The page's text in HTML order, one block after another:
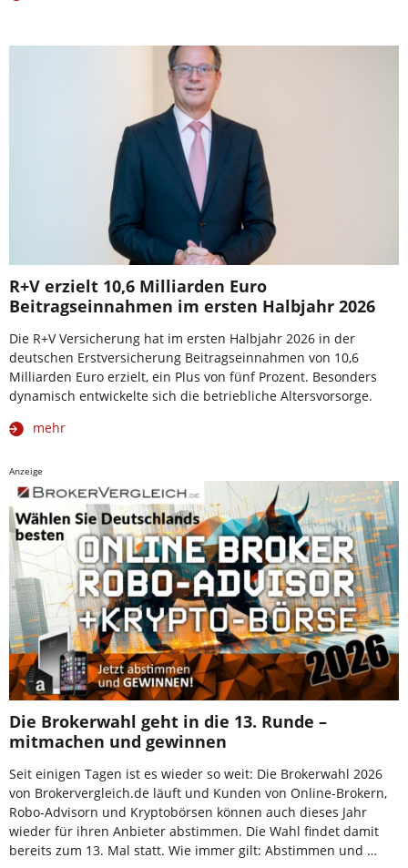
R+V erzielt 10,6 Milliarden Euro
Beitragseinnahmen im ersten Halbjahr 2026
Die R+V Versicherung hat im ersten Halbjahr 2026 in der
deutschen Erstversicherung Beitragseinnahmen von 10,6
Milliarden Euro erzielt, ein Plus von fünf Prozent. Besonders
dynamisch entwickelte sich die betriebliche Altersvorsorge.
mehr
Anzeige
Die Brokerwahl geht in die 13. Runde –
mitmachen und gewinnen
Seit einigen Tagen ist es wieder so weit: Die Brokerwahl 2026
von Brokervergleich.de läuft und Kunden von Online-Brokern,
Robo-Advisorn und Kryptobörsen können auch dieses Jahr
wieder für ihren Anbieter abstimmen. Die Wahl findet damit
bereits zum 13. Mal statt. Wie immer gilt: Abstimmen und …